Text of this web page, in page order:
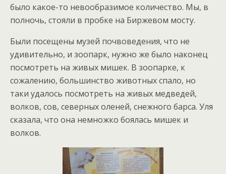
было какое-то невообразимое количество. Мы, в
полночь, стояли в пробке на Биржевом мосту.
Были посещены музей почвоведения, что не
удивительно, и зоопарк, нужно же было наконец
посмотреть на живых мишек. В зоопарке, к
сожалению, большинство животных спало, но
таки удалось посмотреть на живых медведей,
волков, сов, северных оленей, снежного барса. Уля
сказала, что она немножко боялась мишек и
волков.